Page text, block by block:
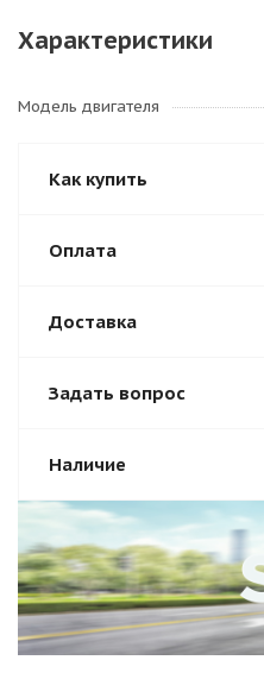
Характеристики
Модель двигателя
Как купить
Оплата
Доставка
Задать вопрос
Наличие